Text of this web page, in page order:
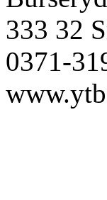
333 32
0371-